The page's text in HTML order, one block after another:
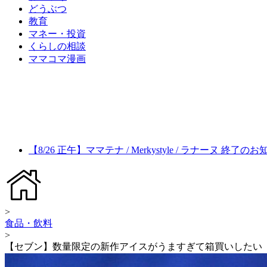
どうぶつ
教育
マネー・投資
くらしの相談
ママコマ漫画
【8/26 正午】ママテナ / Merkystyle / ラナーヌ 終了のお
>
食品・飲料
>
【セブン】数量限定の新作アイスがうますぎて箱買いしたい